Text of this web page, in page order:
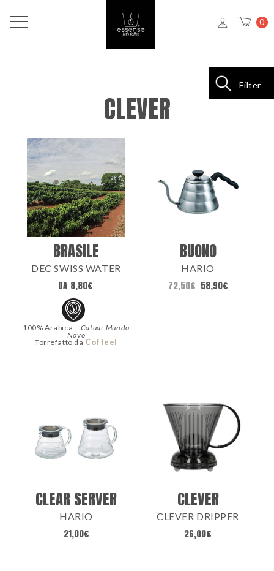
0
Filter
CLEVER
BRASILE
DEC SWISS WATER
DA 8,80€
100% Arabica – Catuai-Mundo
Novo
Torrefatto da Coffeel
BUONO
HARIO
72,50€ 58,90€
CLEAR SERVER
HARIO
21,00€
CLEVER
CLEVER DRIPPER
26,00€